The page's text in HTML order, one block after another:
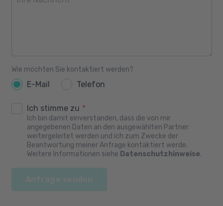
Wie möchten Sie kontaktiert werden?
E-Mail Telefon
Ich stimme zu *
Ich bin damit einverstanden, dass die von mir
angegebenen Daten an den ausgewählten Partner
weitergeleitet werden und ich zum Zwecke der
Beantwortung meiner Anfrage kontaktiert werde.
Weitere Informationen siehe Datenschutzhinweise.